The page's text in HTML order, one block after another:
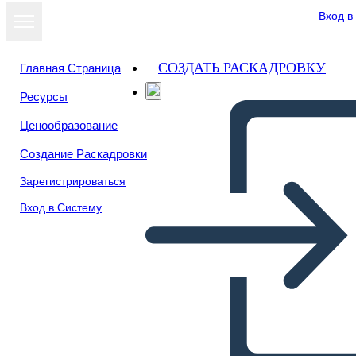
Вход
Главная Страница
Ресурсы
Ценообразование
Создание Раскадровки
Зарегистрироваться
Вход в Систему
СОЗДАТЬ РАСКАДРОВКУ